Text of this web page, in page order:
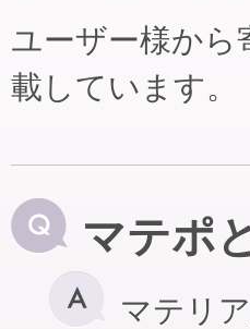
ユーザー様から
載しています。
マテポ
マテリ